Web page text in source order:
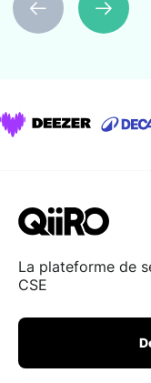
La plateforme de
CSE